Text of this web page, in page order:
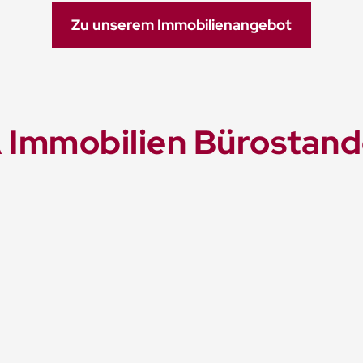
Zu unserem Immobilienangebot
Immobilien